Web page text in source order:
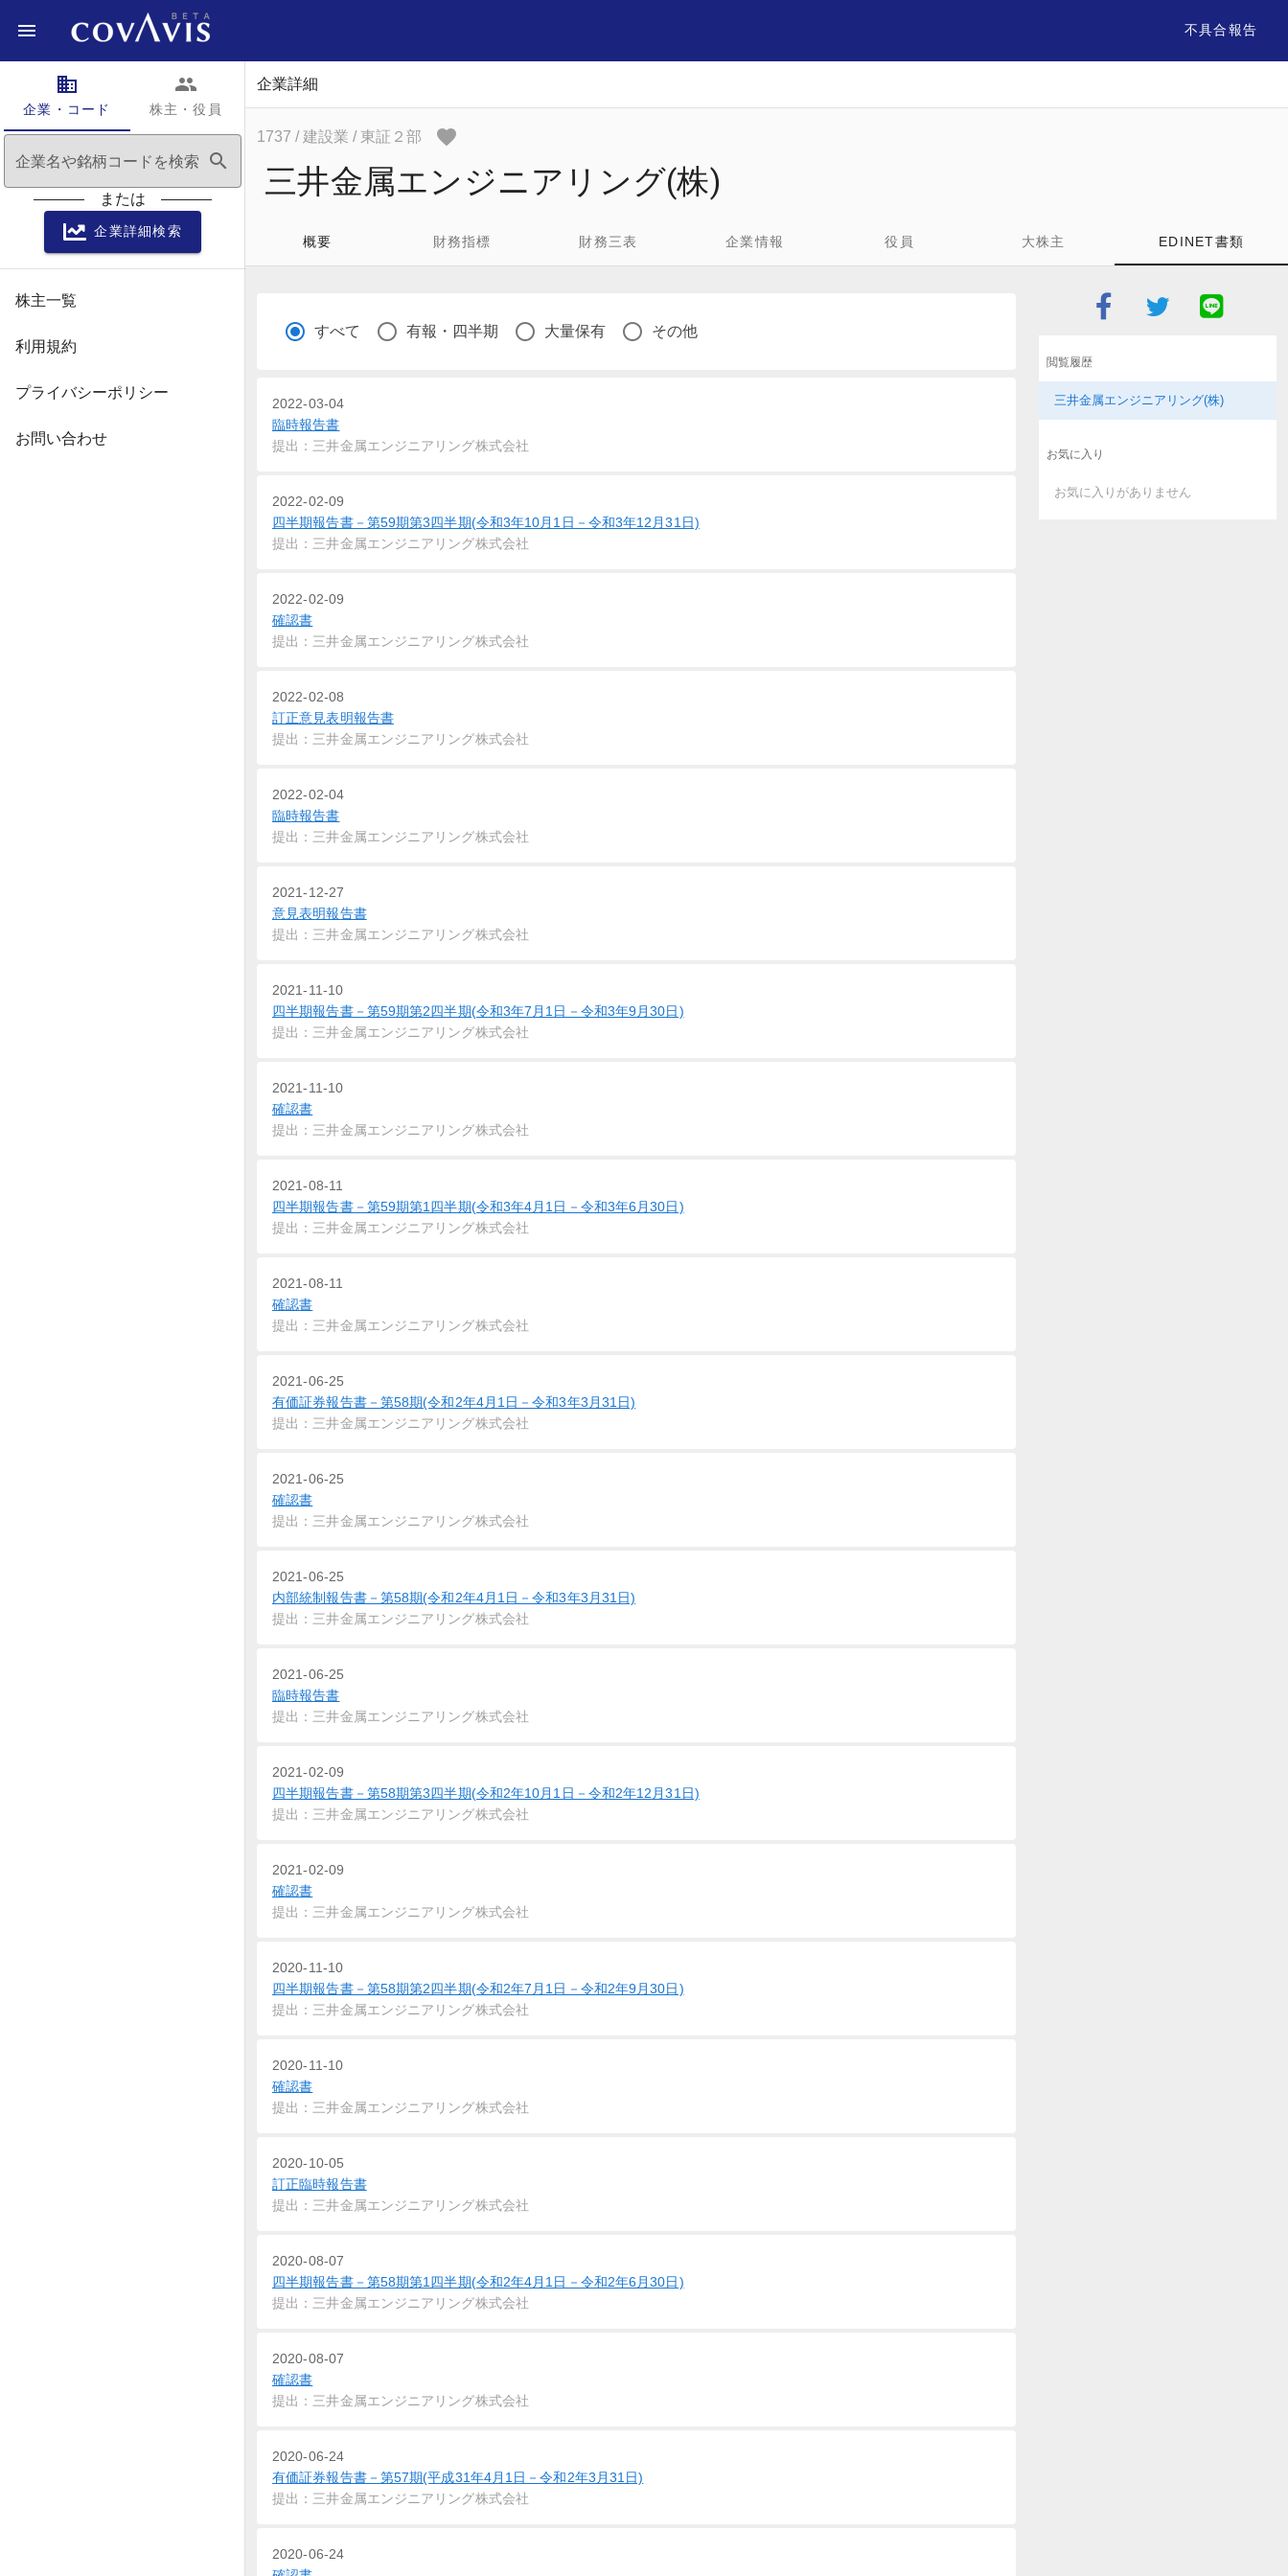
企業・コード
domain
株主・役員
people
企業名や銘柄コードを検索 search
または
企業詳細検索
株主一覧
利用規約
プライバシーポリシー
お問い合わせ
不具合報告
企業詳細
1737 / 建設業 / 東証２部
三井金属エンジニアリング(株)
概要 財務指標 財務三表 企業情報 役員 大株主 EDINET書類
すべて 有報・四半期 大量保有 その他
2022-03-04
臨時報告書
提出：三井金属エンジニアリング株式会社
2022-02-09
四半期報告書－第59期第3四半期(令和3年10月1日－令和3年12月31日)
提出：三井金属エンジニアリング株式会社
2022-02-09
確認書
提出：三井金属エンジニアリング株式会社
2022-02-08
訂正意見表明報告書
提出：三井金属エンジニアリング株式会社
2022-02-04
臨時報告書
提出：三井金属エンジニアリング株式会社
2021-12-27
意見表明報告書
提出：三井金属エンジニアリング株式会社
2021-11-10
四半期報告書－第59期第2四半期(令和3年7月1日－令和3年9月30日)
提出：三井金属エンジニアリング株式会社
2021-11-10
確認書
提出：三井金属エンジニアリング株式会社
2021-08-11
四半期報告書－第59期第1四半期(令和3年4月1日－令和3年6月30日)
提出：三井金属エンジニアリング株式会社
2021-08-11
確認書
提出：三井金属エンジニアリング株式会社
2021-06-25
有価証券報告書－第58期(令和2年4月1日－令和3年3月31日)
提出：三井金属エンジニアリング株式会社
2021-06-25
確認書
提出：三井金属エンジニアリング株式会社
2021-06-25
内部統制報告書－第58期(令和2年4月1日－令和3年3月31日)
提出：三井金属エンジニアリング株式会社
2021-06-25
臨時報告書
提出：三井金属エンジニアリング株式会社
2021-02-09
四半期報告書－第58期第3四半期(令和2年10月1日－令和2年12月31日)
提出：三井金属エンジニアリング株式会社
2021-02-09
確認書
提出：三井金属エンジニアリング株式会社
2020-11-10
四半期報告書－第58期第2四半期(令和2年7月1日－令和2年9月30日)
提出：三井金属エンジニアリング株式会社
2020-11-10
確認書
提出：三井金属エンジニアリング株式会社
2020-10-05
訂正臨時報告書
提出：三井金属エンジニアリング株式会社
2020-08-07
四半期報告書－第58期第1四半期(令和2年4月1日－令和2年6月30日)
提出：三井金属エンジニアリング株式会社
2020-08-07
確認書
提出：三井金属エンジニアリング株式会社
2020-06-24
有価証券報告書－第57期(平成31年4月1日－令和2年3月31日)
提出：三井金属エンジニアリング株式会社
2020-06-24
閲覧履歴
三井金属エンジニアリング(株)
お気に入り
お気に入りがありません